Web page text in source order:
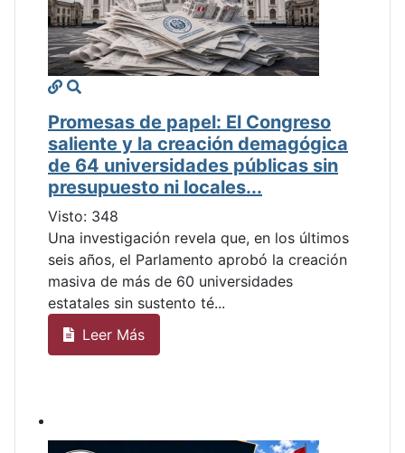
Promesas de papel: El Congreso
saliente y la creación demagógica
de 64 universidades públicas sin
presupuesto ni locales...
Visto: 348
Una investigación revela que, en los últimos
seis años, el Parlamento aprobó la creación
masiva de más de 60 universidades
estatales sin sustento té...
Leer Más